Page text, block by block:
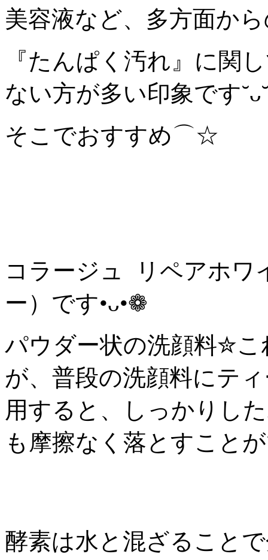
美容液など、多方面か
『たんぱく汚れ』に関
ない方が多い印象です
そこでおすすめ⌒☆
コラージュ リペアホワ
ー）です•ᴗ•❁
パウダー状の洗顔料✮
が、普段の洗顔料にテ
用すると、しっかりし
も摩擦なく落とすこと
酵素は水と混ざること